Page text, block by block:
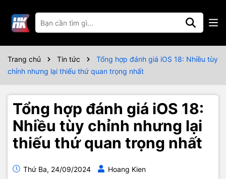
Trang chủ Tin tức
Tổng hợp đánh giá iOS 18: Nhiều tùy
chỉnh nhưng lại thiếu thứ quan trọng nhất
Tổng hợp đánh giá iOS 18:
Nhiều tùy chỉnh nhưng lại
thiếu thứ quan trọng nhất
Thứ Ba, 24/09/2024 Hoang Kien